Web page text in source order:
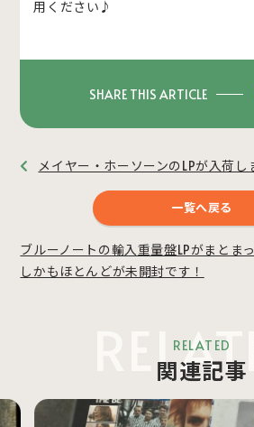
用ください♪
SHARE THIS ARTICLE
メイヤー・ホーソーンのLPが入荷し
一覧へ戻る
ブルーノートの輸入重量盤LPがまとま
しかもほとんどが未開封です！
RELATED
関連記事